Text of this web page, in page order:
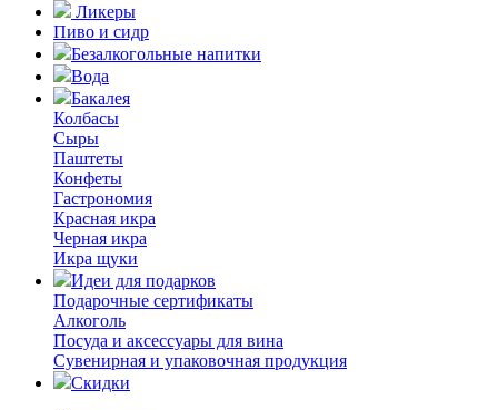
Ликеры
Пиво и сидр
Безалкогольные напитки
Вода
Бакалея
Колбасы
Сыры
Паштеты
Конфеты
Гастрономия
Красная икра
Черная икра
Икра щуки
Идеи для подарков
Подарочные сертификаты
Алкоголь
Посуда и аксессуары для вина
Сувенирная и упаковочная продукция
Скидки